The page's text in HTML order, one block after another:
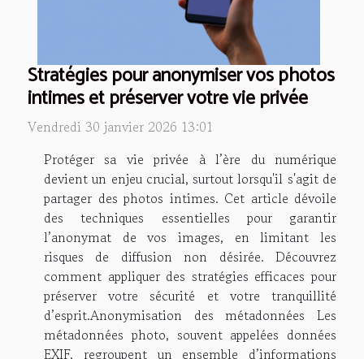
Stratégies pour anonymiser vos photos
intimes et préserver votre vie privée
Vendredi 30 janvier 2026 13:01
Protéger sa vie privée à l’ère du numérique
devient un enjeu crucial, surtout lorsqu'il s'agit de
partager des photos intimes. Cet article dévoile
des techniques essentielles pour garantir
l’anonymat de vos images, en limitant les
risques de diffusion non désirée. Découvrez
comment appliquer des stratégies efficaces pour
préserver votre sécurité et votre tranquillité
d’esprit.Anonymisation des métadonnées Les
métadonnées photo, souvent appelées données
EXIF, regroupent un ensemble d’informations